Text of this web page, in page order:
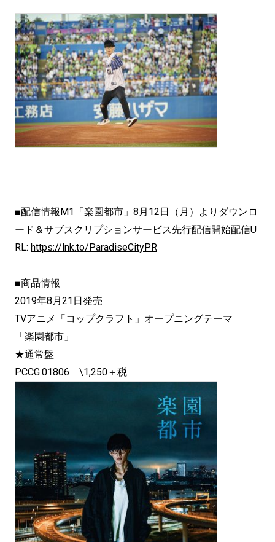
■配信情報M1「楽園都市」8月12日（月）よりダウンロ
ード＆サブスクリプションサービス先行配信開始配信U
RL: https://lnk.to/ParadiseCityPR
■商品情報
2019年8月21日発売
TVアニメ「コップクラフト」オープニングテーマ
「楽園都市」
★通常盤
PCCG.01806 \1,250＋税